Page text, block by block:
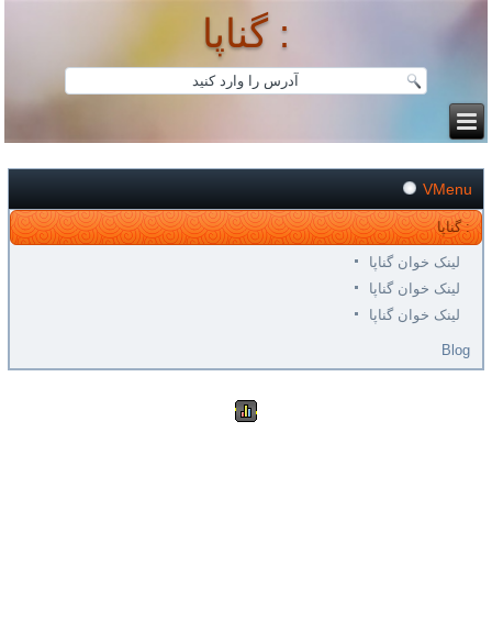
گناپا :
VMenu
گناپا :
لینک خوان گناپا
لینک خوان گناپا
لینک خوان گناپا
Blog